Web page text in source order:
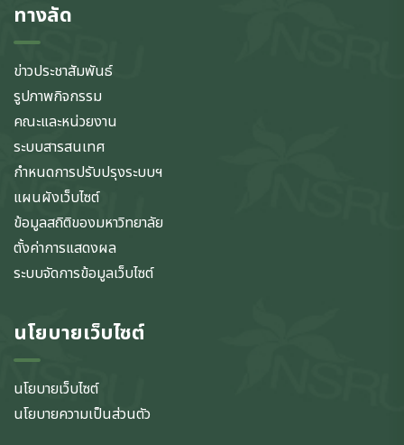
ทางลัด
ข่าวประชาสัมพันธ์
รูปภาพกิจกรรม
คณะและหน่วยงาน
ระบบสารสนเทศ
กำหนดการปรับปรุงระบบฯ
แผนผังเว็บไซต์
ข้อมูลสถิติของมหาวิทยาลัย
ตั้งค่าการแสดงผล
ระบบจัดการข้อมูลเว็บไซต์
นโยบายเว็บไซต์
นโยบายเว็บไซต์
นโยบายความเป็นส่วนตัว